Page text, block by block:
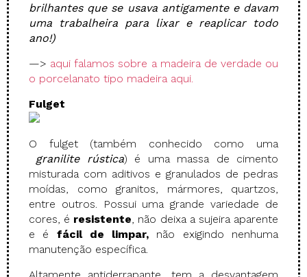
brilhantes que se usava antigamente e davam
uma trabalheira para lixar e reaplicar todo
ano!)
—> aqui falamos sobre a madeira de verdade ou
o porcelanato tipo madeira aqui.
Fulget
O fulget (também conhecido como uma
granilite rústica) é uma massa de cimento
misturada com aditivos e granulados de pedras
moídas, como granitos, mármores, quartzos,
entre outros. Possui uma grande variedade de
cores, é resistente , não deixa a sujeira aparente
e é fácil de limpar, não exigindo nenhuma
manutenção específica.
Altamente antiderrapante, tem a desvantagem